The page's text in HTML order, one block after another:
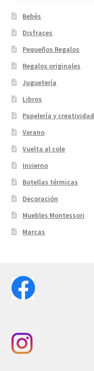
Bebés
Disfraces
Pequeños Regalos
Regalos originales
Juguetería
Libros
Papelería y creatividad
Verano
Vuelta al cole
Invierno
Botellas térmicas
Decoración
Muebles Montessori
Marcas